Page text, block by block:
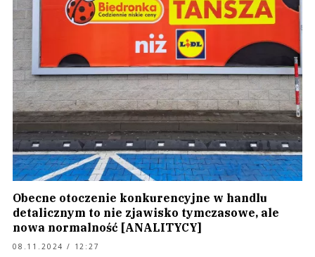
Obecne otoczenie konkurencyjne w handlu
detalicznym to nie zjawisko tymczasowe, ale
nowa normalność [ANALITYCY]
08.11.2024 / 12:27